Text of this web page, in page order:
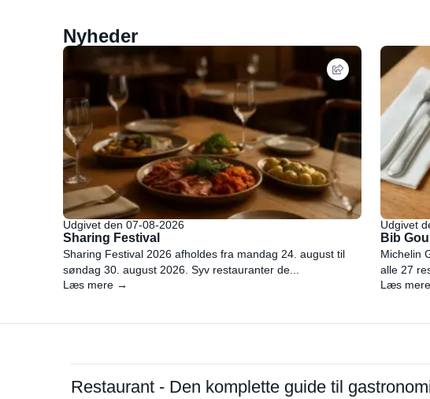
Nyheder
Udgivet den 07-08-2026
Sharing Festival
Sharing Festival 2026 afholdes fra mandag 24. august til
søndag 30. august 2026. Syv restauranter de...
Læs mere →
Udgivet
Bib
Michelin
alle 27
Læs
Restaurant - Den komplette guide til